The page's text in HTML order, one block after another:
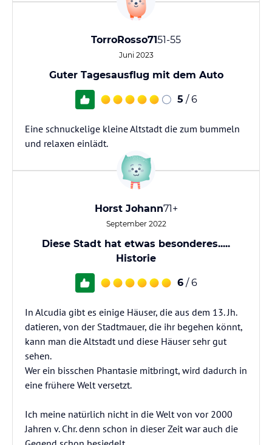
TorroRosso7151-55
Juni 2023
Guter Tagesausflug mit dem Auto
5 / 6
Eine schnuckelige kleine Altstadt die zum bummeln
und relaxen einlädt.
Horst Johann71+
September 2022
Diese Stadt hat etwas besonderes.....
Historie
6 / 6
In Alcudia gibt es einige Häuser, die aus dem 13. Jh.
datieren, von der Stadtmauer, die ihr begehen könnt,
kann man die Altstadt und diese Häuser sehr gut
sehen.
Wer ein bisschen Phantasie mitbringt, wird dadurch in
eine frühere Welt versetzt.
Ich meine natürlich nicht in die Welt von vor 2000
Jahren v. Chr. denn schon in dieser Zeit war auch die